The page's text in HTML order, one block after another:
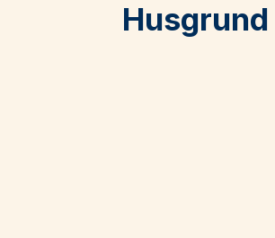
Husgrund